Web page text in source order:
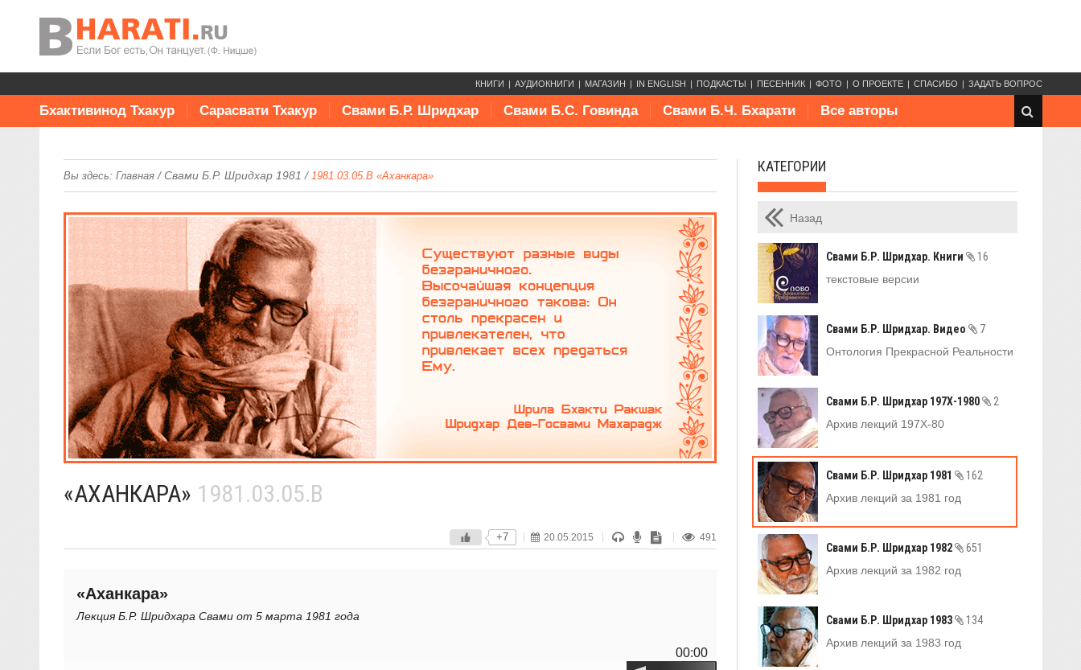
КНИГИ АУДИОКНИГИ МАГАЗИН IN ENGLISH ПОДКАСТЫ ПЕСЕННИК ФОТО О ПРОЕКТЕ СПАСИБО ЗАДАТЬ ВОПРОС
Бхактивинод Тхакур Сарасвати Тхакур Свами Б.Р. Шридхар Свами Б.С. Говинда Свами Б.Ч. Бхарати Все авторы
Вы здесь: Главная/Свами Б.Р. Шридхар 1981 / 1981.03.05.B «Аханкара»
«АХАНКАРА» 1981.03.05.B
+7 20.05.2015 491
«Аханкара»
Лекция Б.Р. Шридхара Свами от 5 марта 1981 года
00:00
КАТЕГОРИИ
Назад
Свами Б.Р. Шридхар. Книги
16
текстовые версии
Свами Б.Р. Шридхар. Видео
7
Онтология Прекрасной Реальности
Свами Б.Р. Шридхар 197Х-1980
2
Архив лекций 197Х-80
Свами Б.Р. Шридхар 1981
162
Архив лекций за 1981 год
Свами Б.Р. Шридхар 1982
651
Архив лекций за 1982 год
Свами Б.Р. Шридхар 1983
134
Архив лекций за 1983 год